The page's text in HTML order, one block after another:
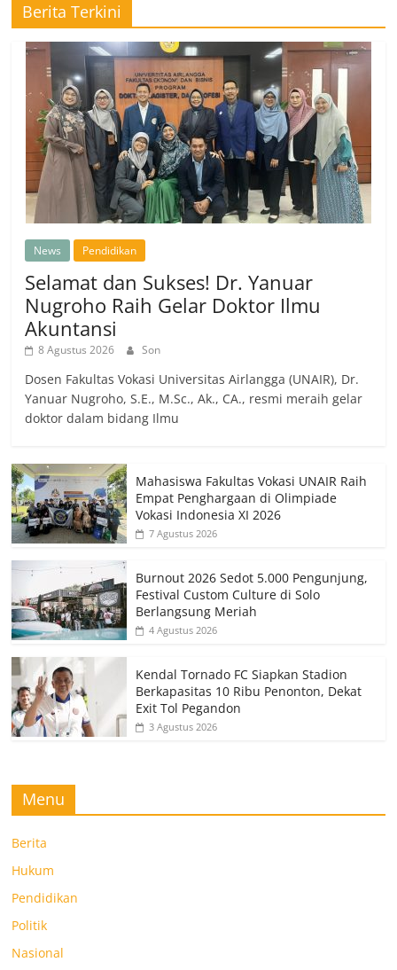
Berita Terkini
News Pendidikan
Selamat dan Sukses! Dr. Yanuar
Nugroho Raih Gelar Doktor Ilmu
Akuntansi
8 Agustus 2026 Son
Dosen Fakultas Vokasi Universitas Airlangga (UNAIR), Dr.
Yanuar Nugroho, S.E., M.Sc., Ak., CA., resmi meraih gelar
doktor dalam bidang Ilmu
Mahasiswa Fakultas Vokasi UNAIR Raih
Empat Penghargaan di Olimpiade
Vokasi Indonesia XI 2026
7 Agustus 2026
Burnout 2026 Sedot 5.000 Pengunjung,
Festival Custom Culture di Solo
Berlangsung Meriah
4 Agustus 2026
Kendal Tornado FC Siapkan Stadion
Berkapasitas 10 Ribu Penonton, Dekat
Exit Tol Pegandon
3 Agustus 2026
Menu
Berita
Hukum
Pendidikan
Politik
Nasional